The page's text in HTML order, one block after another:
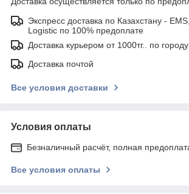
Экспресс доставка по Казахстану -
Logistic по 100% предоплате
Доставка курьером от 1000тг.. по
Доставка почтой
Все условия доставки
Условия оплаты
Безналичный расчёт, полная
Все условия оплаты